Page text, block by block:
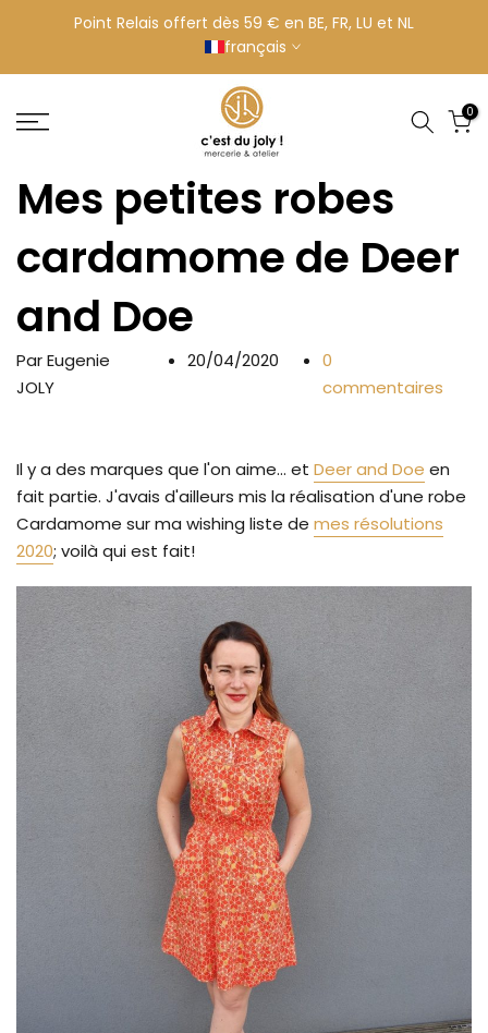
contenu
Point Relais offert dès 59 € en BE, FR, LU et NL
français
0
Mes petites robes
cardamome de Deer
and Doe
Par Eugenie
JOLY
20/04/2020
0
commentaires
Il y a des marques que l'on aime... et Deer and Doe en
fait partie. J'avais d'ailleurs mis la réalisation d'une robe
Cardamome sur ma wishing liste de mes résolutions
2020; voilà qui est fait!